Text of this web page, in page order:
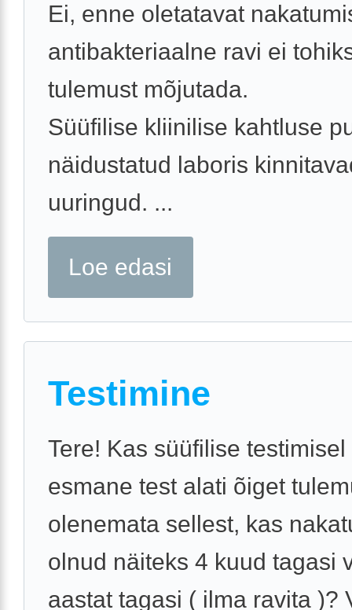
Ei, enne oletatavat
antibakteriaalne ravi ei
tulemust mõjutada.
Süüfilise kliinilise kahtluse
näidustatud laboris
uuringud. ...
Loe edasi
Testimine
Tere! Kas süüfilise
esmane test alati õiget
olenemata sellest, kas
olnud näiteks 4 kuud tagasi
aastat tagasi ( ilma ravita )?